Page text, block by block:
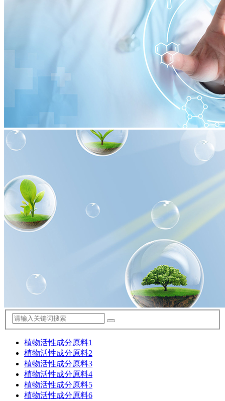
植物活性成分原料1
植物活性成分原料2
植物活性成分原料3
植物活性成分原料4
植物活性成分原料5
植物活性成分原料6